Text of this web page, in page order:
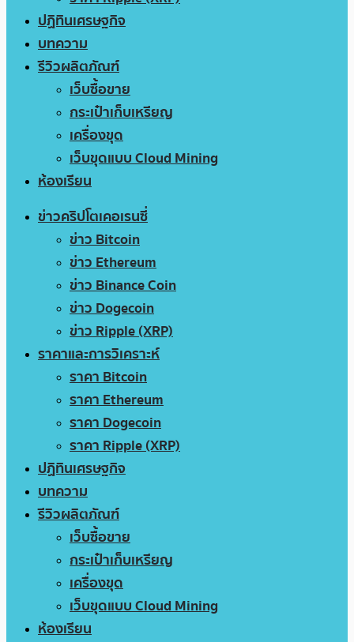
ปฏิทินเศรษฐกิจ
บทความ
รีวิวผลิตภัณฑ์
เว็บซื้อขาย
กระเป๋าเก็บเหรียญ
เครื่องขุด
เว็บขุดแบบ Cloud Mining
ห้องเรียน
ข่าวคริปโตเคอเรนซี่
ข่าว Bitcoin
ข่าว Ethereum
ข่าว Binance Coin
ข่าว Dogecoin
ข่าว Ripple (XRP)
ราคาและการวิเคราะห์
ราคา Bitcoin
ราคา Ethereum
ราคา Dogecoin
ราคา Ripple (XRP)
ปฏิทินเศรษฐกิจ
บทความ
รีวิวผลิตภัณฑ์
เว็บซื้อขาย
กระเป๋าเก็บเหรียญ
เครื่องขุด
เว็บขุดแบบ Cloud Mining
ห้องเรียน